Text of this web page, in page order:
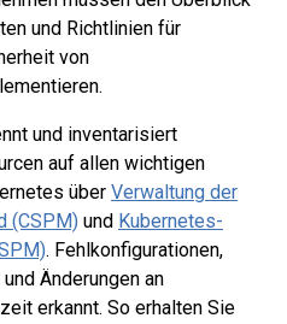
und Richtlinien für
von
und inventarisiert
auf allen wichtigen
über Verwaltung der
(CSPM) und Kubernetes-
. Fehlkonfigurationen,
Änderungen an
erkannt. So erhalten Sie